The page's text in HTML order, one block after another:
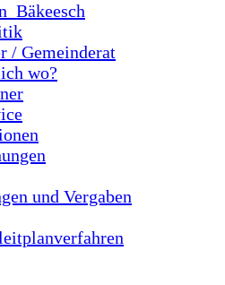
/ Gemeinderat
wo?
und Vergaben